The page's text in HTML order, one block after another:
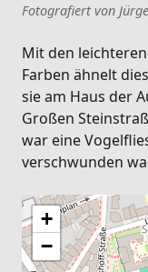
Fotografiert von
Mit den
Farben ähnelt
sie am Haus der
Großen
war eine
verschwunden
+
−